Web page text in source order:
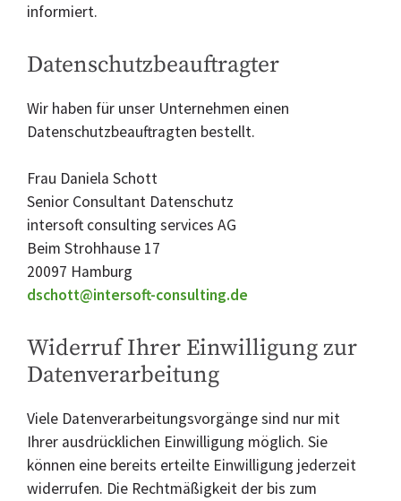
informiert.
Datenschutz­beauftragter
Wir haben für unser Unternehmen einen
Datenschutzbeauftragten bestellt.
Frau Daniela Schott
Senior Consultant Datenschutz
intersoft consulting services AG
Beim Strohhause 17
20097 Hamburg
dschott@intersoft-consulting.de
Widerruf Ihrer Einwilligung zur
Datenverarbeitung
Viele Datenverarbeitungsvorgänge sind nur mit
Ihrer ausdrücklichen Einwilligung möglich. Sie
können eine bereits erteilte Einwilligung jederzeit
widerrufen. Die Rechtmäßigkeit der bis zum